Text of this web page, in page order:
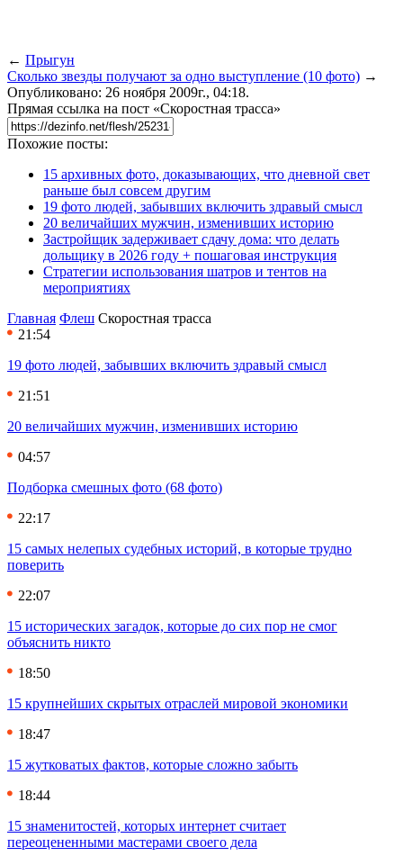
← Прыгун
Сколько звезды получают за одно выступление (10 фото) →
Опубликовано: 26 ноября 2009г., 04:18.
Прямая ссылка на пост «Скоростная трасса»
Похожие посты:
15 архивных фото, доказывающих, что дневной свет
раньше был совсем другим
19 фото людей, забывших включить здравый смысл
20 величайших мужчин, изменивших историю
Застройщик задерживает сдачу дома: что делать
дольщику в 2026 году + пошаговая инструкция
Стратегии использования шатров и тентов на
мероприятиях
Главная Флеш Скоростная трасса
21:54
19 фото людей, забывших включить здравый смысл
21:51
20 величайших мужчин, изменивших историю
04:57
Подборка смешных фото (68 фото)
22:17
15 самых нелепых судебных историй, в которые трудно
поверить
22:07
15 исторических загадок, которые до сих пор не смог
объяснить никто
18:50
15 крупнейших скрытых отраслей мировой экономики
18:47
15 жутковатых фактов, которые сложно забыть
18:44
15 знаменитостей, которых интернет считает
переоцененными мастерами своего дела